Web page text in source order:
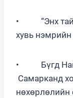
• “Энх
хувь нэмрийн
• Бүгд
Самарканд
нөхөрлөлийн